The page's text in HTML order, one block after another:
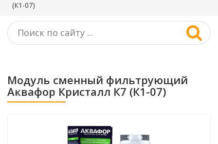
(К1-07)
Модуль сменный фильтрующий
Аквафор Кристалл К7 (К1-07)